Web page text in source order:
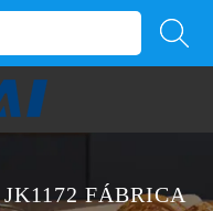
FÁBRICA